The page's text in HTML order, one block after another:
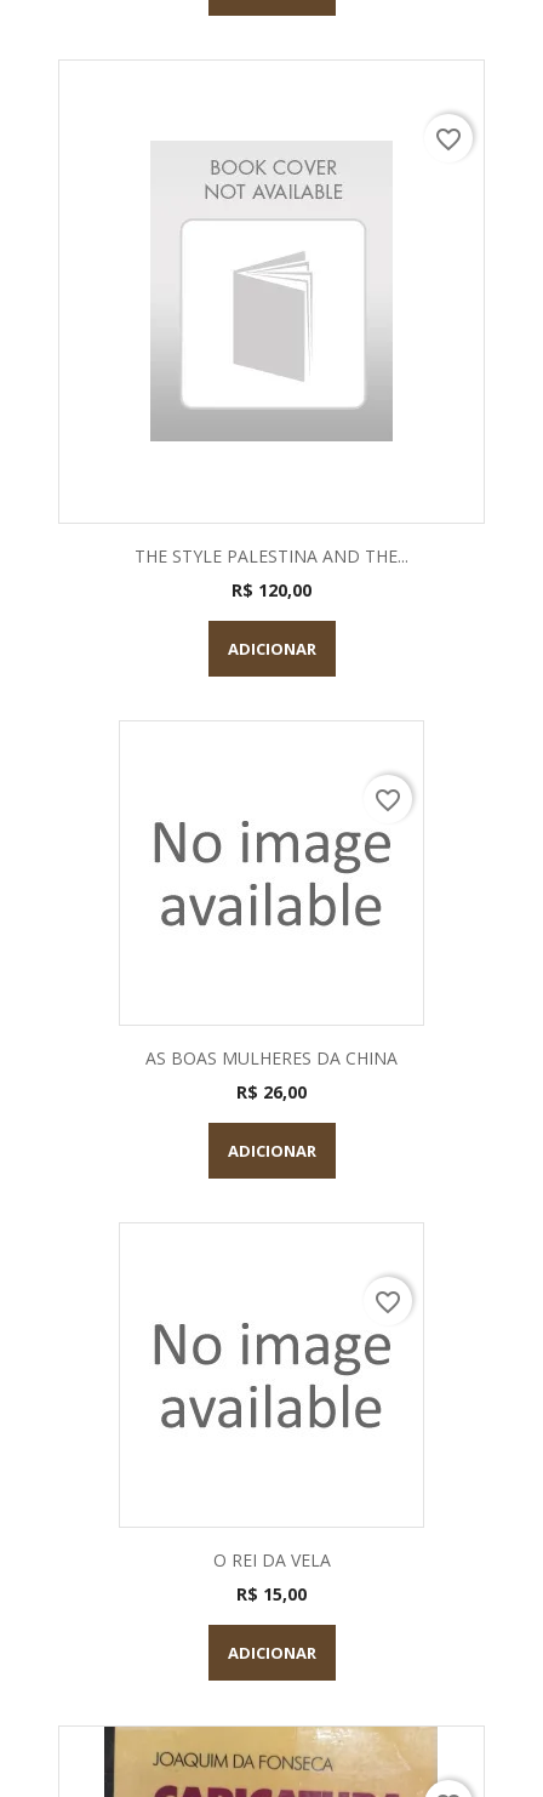
THE STYLE PALESTINA AND THE...
R$ 120,00
ADICIONAR
favorite_border
AS BOAS MULHERES DA CHINA
R$ 26,00
ADICIONAR
favorite_border
O REI DA VELA
R$ 15,00
ADICIONAR
favorite_border